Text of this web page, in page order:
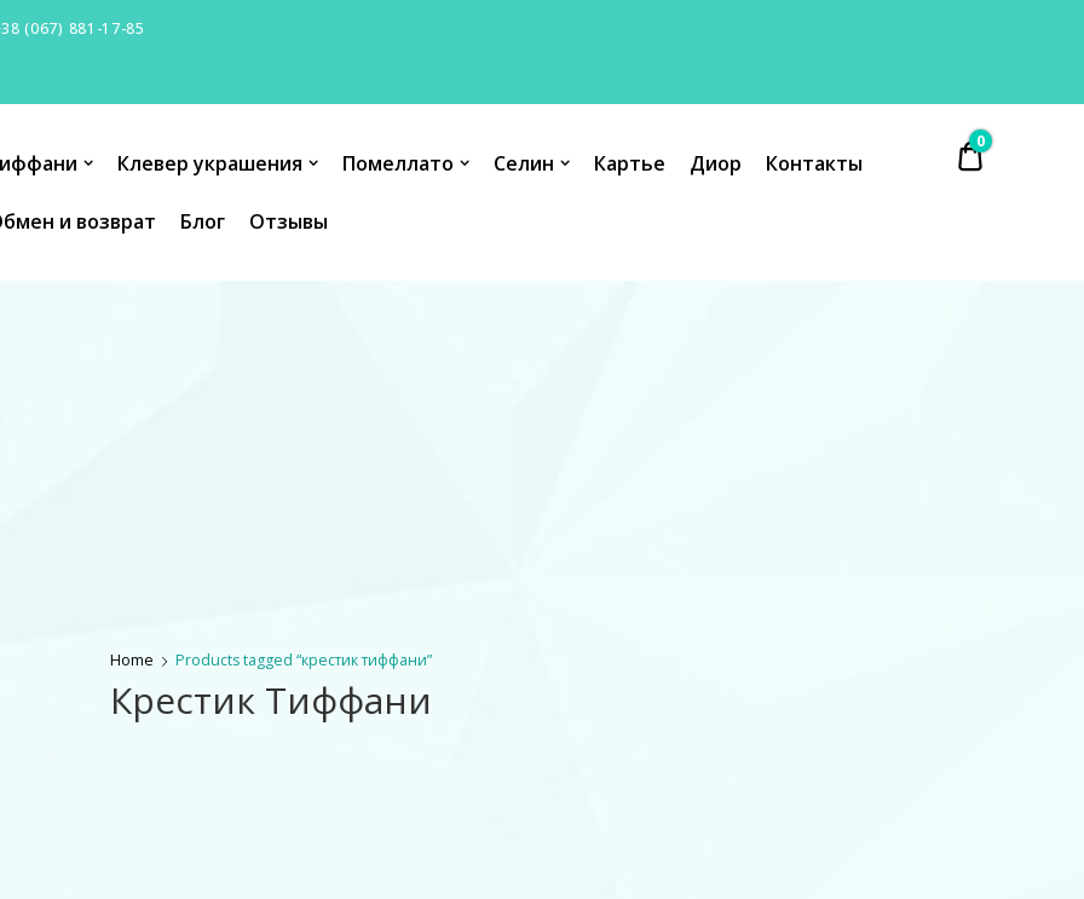
(067) 881-17-85
Клевер украшения Помеллато Селин Картье Диор Контакты
и возврат Блог Отзывы
₴ 0.00
0
Home Products tagged “крестик тиффани”
Крестик Тиффани